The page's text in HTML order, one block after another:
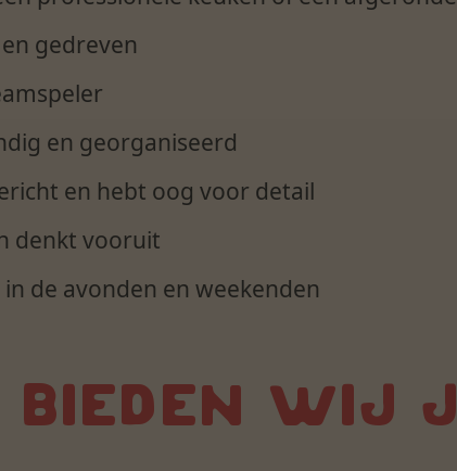
gedreven
en georganiseerd
en hebt oog voor detail
denkt vooruit
de avonden en weekenden
WIJ